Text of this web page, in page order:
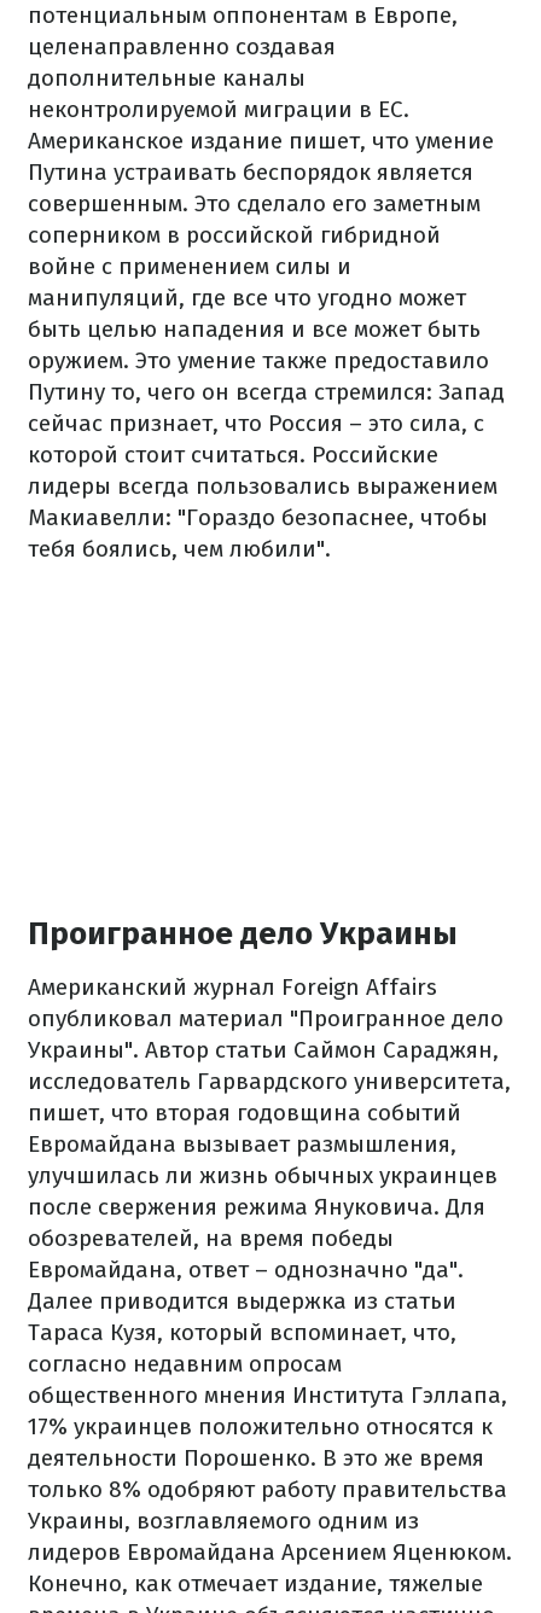
потенциальным оппонентам в Европе,
целенаправленно создавая
дополнительные каналы
неконтролируемой миграции в ЕС.
Американское издание пишет, что умение
Путина устраивать беспорядок является
совершенным. Это сделало его заметным
соперником в российской гибридной
войне с применением силы и
манипуляций, где все что угодно может
быть целью нападения и все может быть
оружием. Это умение также предоставило
Путину то, чего он всегда стремился: Запад
сейчас признает, что Россия – это сила, с
которой стоит считаться. Российские
лидеры всегда пользовались выражением
Макиавелли: "Гораздо безопаснее, чтобы
тебя боялись, чем любили".
Проигранное дело Украины
Американский журнал Foreign Affairs
опубликовал материал "Проигранное дело
Украины". Автор статьи Саймон Сараджян,
исследователь Гарвардского университета,
пишет, что вторая годовщина событий
Евромайдана вызывает размышления,
улучшилась ли жизнь обычных украинцев
после свержения режима Януковича. Для
обозревателей, на время победы
Евромайдана, ответ – однозначно "да".
Далее приводится выдержка из статьи
Тараса Кузя, который вспоминает, что,
согласно недавним опросам
общественного мнения Института Гэллапа,
17% украинцев положительно относятся к
деятельности Порошенко. В это же время
только 8% одобряют работу правительства
Украины, возглавляемого одним из
лидеров Евромайдана Арсением Яценюком.
Конечно, как отмечает издание, тяжелые